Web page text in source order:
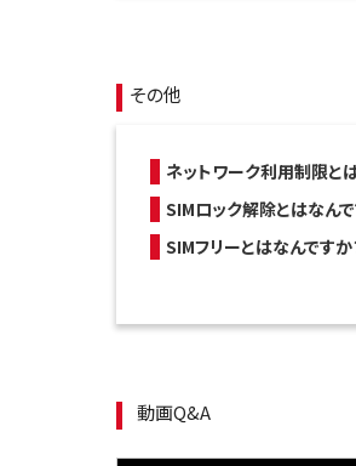
その他
ネットワーク利用制限と
SIMロック解除とはなんで
SIMフリーとはなんですか
動画Q&A